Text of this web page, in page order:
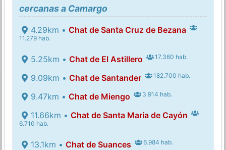
cercanas a Camargo
4.29km • Chat de Santa Cruz de Bezana
11.279 hab.
5.25km • Chat de El Astillero 17.360 hab.
9.09km • Chat de Santander 182.700 hab.
9.47km • Chat de Miengo 3.914 hab.
11.66km • Chat de Santa María de Cayón
6.710 hab.
13.1km • Chat de Suances 6.984 hab.